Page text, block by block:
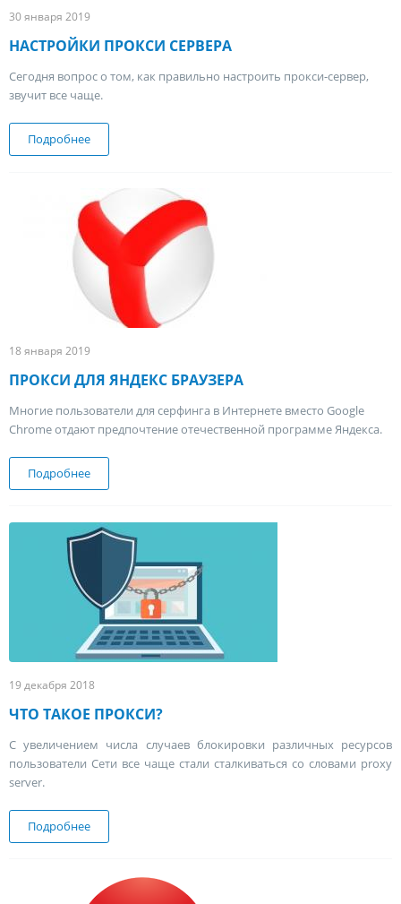
30 января 2019
НАСТРОЙКИ ПРОКСИ СЕРВЕРА
Сегодня вопрос о том, как правильно настроить прокси-сервер,
звучит все чаще.
Подробнее
18 января 2019
ПРОКСИ ДЛЯ ЯНДЕКС БРАУЗЕРА
Многие пользователи для серфинга в Интернете вместо Google
Chrome отдают предпочтение отечественной программе Яндекса.
Подробнее
19 декабря 2018
ЧТО ТАКОЕ ПРОКСИ?
С увеличением числа случаев блокировки различных ресурсов
пользователи Сети все чаще стали сталкиваться со словами proxy
server.
Подробнее